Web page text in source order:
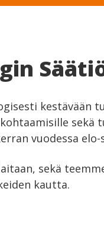
kestävään
vuodessa elo-
sekä
kautta.